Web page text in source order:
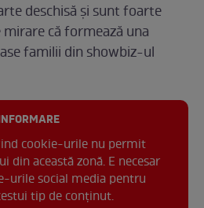
deschisă și sunt foarte
că formează una
familii din showbiz-ul
cookie-urile nu permit
din această zonă. E necesar
urile social media pentru
tip de conținut.